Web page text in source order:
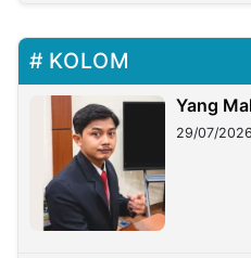
KOLOM
Yang
29/07/